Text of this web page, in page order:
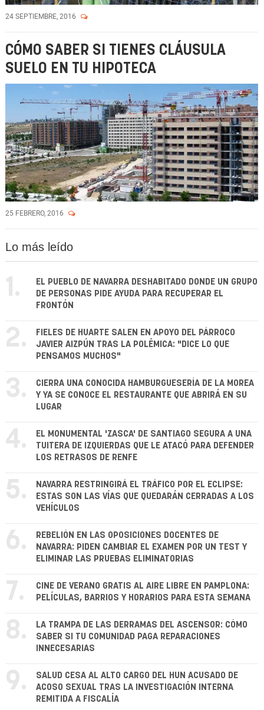
24 SEPTIEMBRE, 2016
CÓMO SABER SI TIENES CLÁUSULA
SUELO EN TU HIPOTECA
25 FEBRERO, 2016
Lo más leído
1.
EL PUEBLO DE NAVARRA DESHABITADO DONDE UN GRUPO
DE PERSONAS PIDE AYUDA PARA RECUPERAR EL
FRONTÓN
2.
FIELES DE HUARTE SALEN EN APOYO DEL PÁRROCO
JAVIER AIZPÚN TRAS LA POLÉMICA: "DICE LO QUE
PENSAMOS MUCHOS"
3.
CIERRA UNA CONOCIDA HAMBURGUESERÍA DE LA MOREA
Y YA SE CONOCE EL RESTAURANTE QUE ABRIRÁ EN SU
LUGAR
4.
EL MONUMENTAL 'ZASCA' DE SANTIAGO SEGURA A UNA
TUITERA DE IZQUIERDAS QUE LE ATACÓ PARA DEFENDER
LOS RETRASOS DE RENFE
5.
NAVARRA RESTRINGIRÁ EL TRÁFICO POR EL ECLIPSE:
ESTAS SON LAS VÍAS QUE QUEDARÁN CERRADAS A LOS
VEHÍCULOS
6.
REBELIÓN EN LAS OPOSICIONES DOCENTES DE
NAVARRA: PIDEN CAMBIAR EL EXAMEN POR UN TEST Y
ELIMINAR LAS PRUEBAS ELIMINATORIAS
7.
CINE DE VERANO GRATIS AL AIRE LIBRE EN PAMPLONA:
PELÍCULAS, BARRIOS Y HORARIOS PARA ESTA SEMANA
8.
LA TRAMPA DE LAS DERRAMAS DEL ASCENSOR: CÓMO
SABER SI TU COMUNIDAD PAGA REPARACIONES
INNECESARIAS
9.
SALUD CESA AL ALTO CARGO DEL HUN ACUSADO DE
ACOSO SEXUAL TRAS LA INVESTIGACIÓN INTERNA
REMITIDA A FISCALÍA